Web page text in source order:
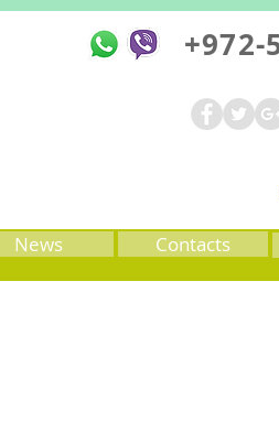
+972-
News Contacts